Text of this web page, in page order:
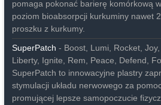
pomaga pokonać barierę komórkową
poziom bioabsorpcji kurkuminy nawet
proszku z kurkumy.
SuperPatch - Boost, Lumi, Rocket,
Liberty, Ignite, Rem, Peace, Defend,
SuperPatch to innowacyjne plastry
stymulacji układu nerwowego za
promującej lepsze samopoczucie